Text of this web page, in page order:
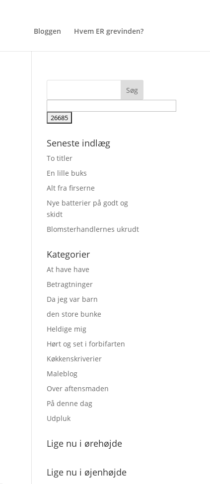
Bloggen Hvem ER grevinden?
Seneste indlæg
To titler
En lille buks
Alt fra firserne
Nye batterier på godt og
skidt
Blomsterhandlernes ukrudt
Kategorier
At have have
Betragtninger
Da jeg var barn
den store bunke
Heldige mig
Hørt og set i forbifarten
Køkkenskriverier
Maleblog
Over aftensmaden
På denne dag
Udpluk
Lige nu i ørehøjde
Lige nu i øjenhøjde